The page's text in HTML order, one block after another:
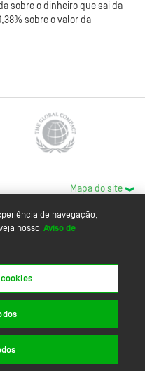
sobre o dinheiro que sai da
sobre o valor da
Mapa do site
de navegação,
nosso Aviso de